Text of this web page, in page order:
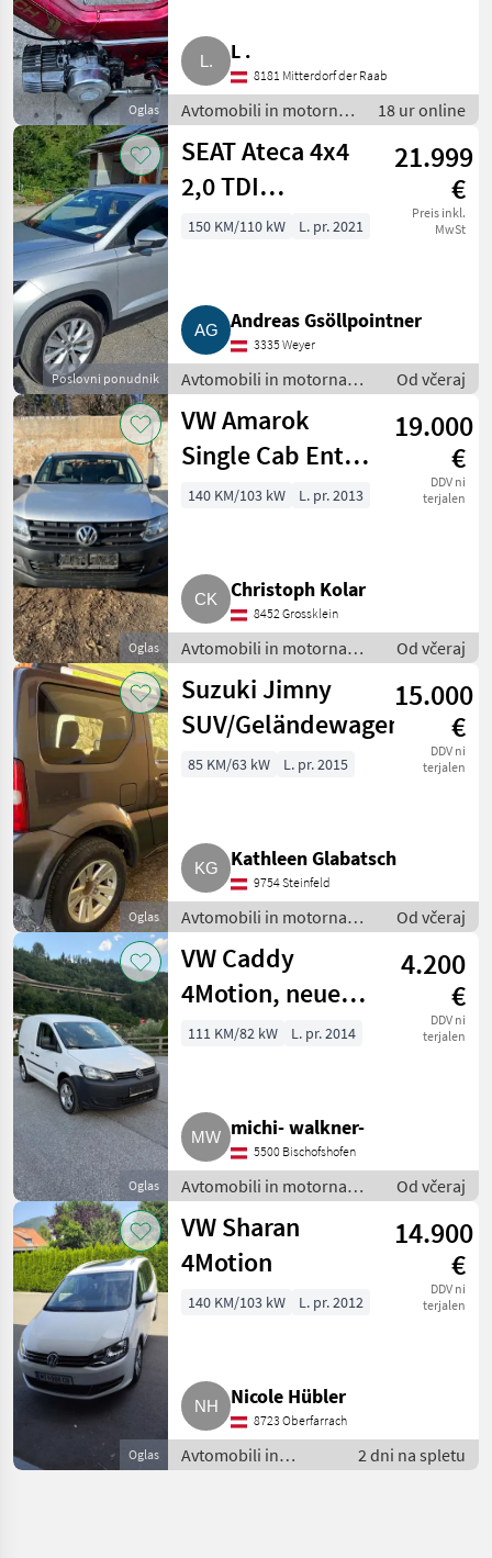
Oglas
L .
8181 Mitterdorf der Raab
Avtomobili in motorna
kolesa / Terensko
vozilo - offroader
18 ur online
Poslovni ponudnik
SEAT Ateca 4x4
2,0 TDI
Automatik
21.999
€
Preis inkl.
MwSt
150 KM/110 kW L. pr. 2021
Andreas Gsöllpointner
3335 Weyer
Avtomobili in motorna
kolesa / Terensko vozilo -
offroader
Od včeraj
Oglas
VW Amarok
Single Cab Entry
TDI 4x4
19.000
€
DDV ni
terjalen
140 KM/103 kW L. pr. 2013
Christoph Kolar
8452 Grossklein
Avtomobili in motorna
kolesa / Terensko vozilo -
offroader
Od včeraj
Oglas
Suzuki Jimny
SUV/Geländewagen
15.000
€
DDV ni
terjalen
85 KM/63 kW L. pr. 2015
Kathleen Glabatsch
9754 Steinfeld
Avtomobili in motorna
kolesa / Terensko vozilo -
offroader
Od včeraj
Oglas
VW Caddy
4Motion, neues
Pickerl
4.200
€
DDV ni
terjalen
111 KM/82 kW L. pr. 2014
michi- walkner-
5500 Bischofshofen
Avtomobili in motorna
kolesa / Terensko vozilo -
offroader
Od včeraj
Oglas
VW Sharan
4Motion
14.900
€
DDV ni
terjalen
140 KM/103 kW L. pr. 2012
Nicole Hübler
8723 Oberfarrach
Avtomobili in
motorna kolesa /
2 dni na spletu